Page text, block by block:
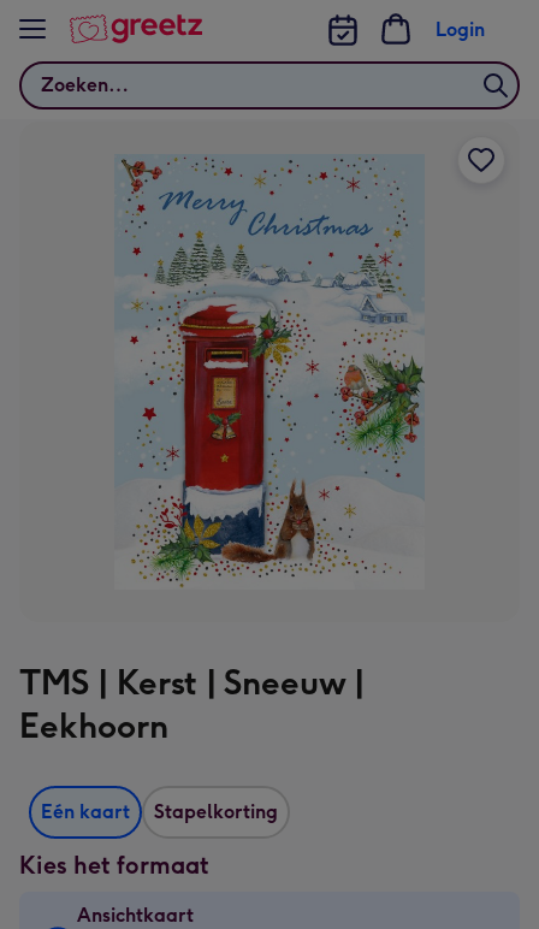
Bekijk meer
Zoeken
Login
TMS | Kerst | Sneeuw |
Eekhoorn
Eén kaart Stapelkorting
Kies het formaat
Ansichtkaart